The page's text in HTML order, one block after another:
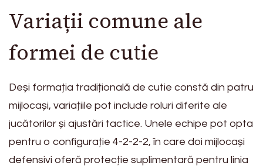
Variații comune ale
formei de cutie
Deși formația tradițională de cutie constă din patru
mijlocași, variațiile pot include roluri diferite ale
jucătorilor și ajustări tactice. Unele echipe pot opta
pentru o configurație 4-2-2-2, în care doi mijlocași
defensivi oferă protecție suplimentară pentru linia